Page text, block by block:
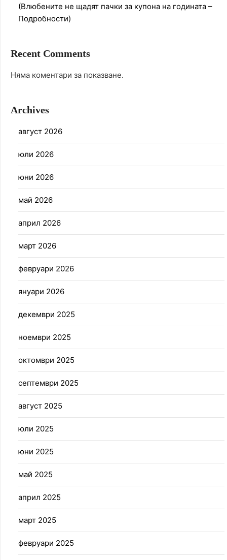
(Влюбените не щадят пачки за купона на годината –
Подробности)
Recent Comments
Няма коментари за показване.
Archives
август 2026
юли 2026
юни 2026
май 2026
април 2026
март 2026
февруари 2026
януари 2026
декември 2025
ноември 2025
октомври 2025
септември 2025
август 2025
юли 2025
юни 2025
май 2025
април 2025
март 2025
февруари 2025